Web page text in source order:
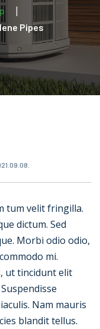
Pipes
tum velit fringilla.
dictum. Sed
Morbi odio odio,
mi.
ut tincidunt elit
Nam mauris
blandit tellus.